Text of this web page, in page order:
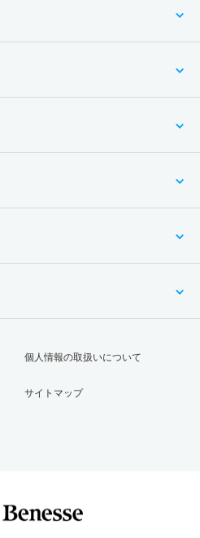
個人情報の取扱いについて
サイトマップ